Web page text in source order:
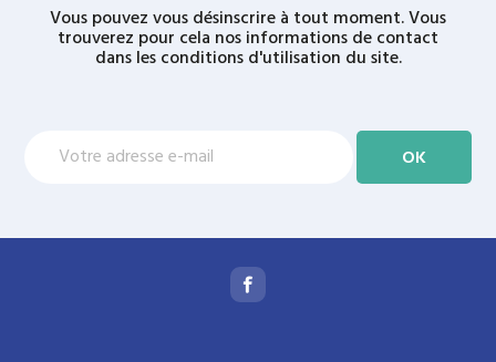
Vous pouvez vous désinscrire à tout moment. Vous
trouverez pour cela nos informations de contact
dans les conditions d'utilisation du site.